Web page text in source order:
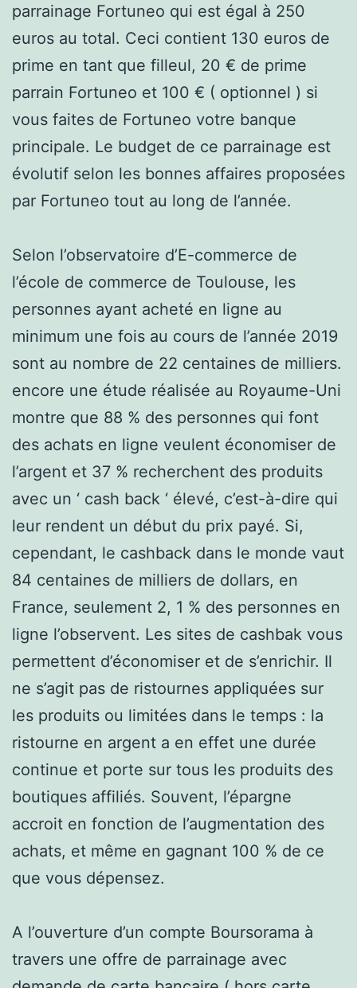
parrainage Fortuneo qui est égal à 250
euros au total. Ceci contient 130 euros de
prime en tant que filleul, 20 € de prime
parrain Fortuneo et 100 € ( optionnel ) si
vous faites de Fortuneo votre banque
principale. Le budget de ce parrainage est
évolutif selon les bonnes affaires proposées
par Fortuneo tout au long de l’année.
Selon l’observatoire d’E-commerce de
l’école de commerce de Toulouse, les
personnes ayant acheté en ligne au
minimum une fois au cours de l’année 2019
sont au nombre de 22 centaines de milliers.
encore une étude réalisée au Royaume-Uni
montre que 88 % des personnes qui font
des achats en ligne veulent économiser de
l’argent et 37 % recherchent des produits
avec un ‘ cash back ‘ élevé, c’est-à-dire qui
leur rendent un début du prix payé. Si,
cependant, le cashback dans le monde vaut
84 centaines de milliers de dollars, en
France, seulement 2, 1 % des personnes en
ligne l’observent. Les sites de cashbak vous
permettent d’économiser et de s’enrichir. Il
ne s’agit pas de ristournes appliquées sur
les produits ou limitées dans le temps : la
ristourne en argent a en effet une durée
continue et porte sur tous les produits des
boutiques affiliés. Souvent, l’épargne
accroit en fonction de l’augmentation des
achats, et même en gagnant 100 % de ce
que vous dépensez.
A l’ouverture d’un compte Boursorama à
travers une offre de parrainage avec